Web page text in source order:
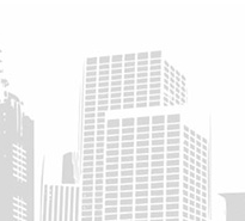
包括公司控股股
者，发行股票
板智能制造项
以现金方式认
）且不高于10